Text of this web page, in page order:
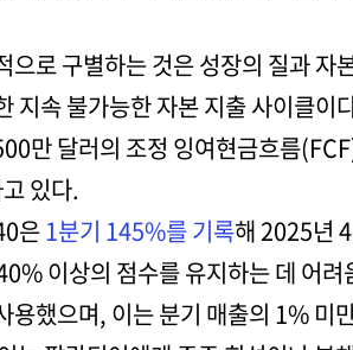
로 구별하는 것은 성장의 질과 자
지속 불가능한 자본 지출 사이클이
만 달러의 조정 잉여현금흐름
있다.
은1분기 145%를 기록해 2025년
이상의 점수를 유지하는 데 어려
했으며, 이는 분기 매출의 1% 미